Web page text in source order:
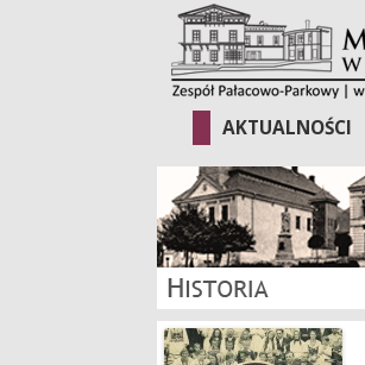
AKTUALNOŚCI